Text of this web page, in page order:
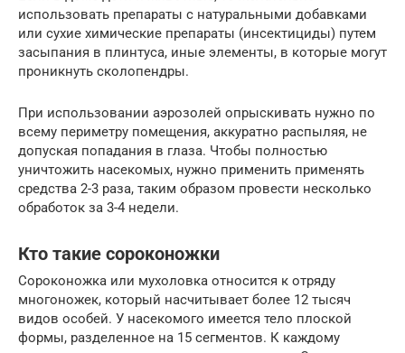
использовать препараты с натуральными добавками
или сухие химические препараты (инсектициды) путем
засыпания в плинтуса, иные элементы, в которые могут
проникнуть сколопендры.
При использовании аэрозолей опрыскивать нужно по
всему периметру помещения, аккуратно распыляя, не
допуская попадания в глаза. Чтобы полностью
уничтожить насекомых, нужно применить применять
средства 2-3 раза, таким образом провести несколько
обработок за 3-4 недели.
Кто такие сороконожки
Сороконожка или мухоловка относится к отряду
многоножек, который насчитывает более 12 тысяч
видов особей. У насекомого имеется тело плоской
формы, разделенное на 15 сегментов. К каждому